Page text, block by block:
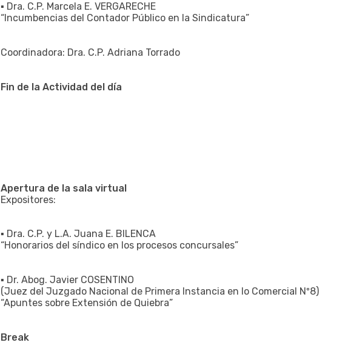
▪ Dra. C.P. Marcela E. VERGARECHE
“Incumbencias del Contador Público en la Sindicatura”
Coordinadora: Dra. C.P. Adriana Torrado
Fin de la Actividad del día
Apertura de la sala virtual
Expositores:
▪ Dra. C.P. y L.A. Juana E. BILENCA
“Honorarios del síndico en los procesos concursales”
▪ Dr. Abog. Javier COSENTINO
(Juez del Juzgado Nacional de Primera Instancia en lo Comercial Nº8)
“Apuntes sobre Extensión de Quiebra”
Break